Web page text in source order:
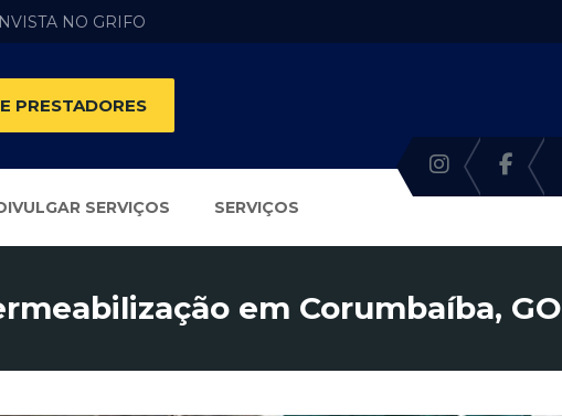
NO GRIFO
PRESTADORES
SERVIÇOS SERVIÇOS
em Corumbaíba, GO